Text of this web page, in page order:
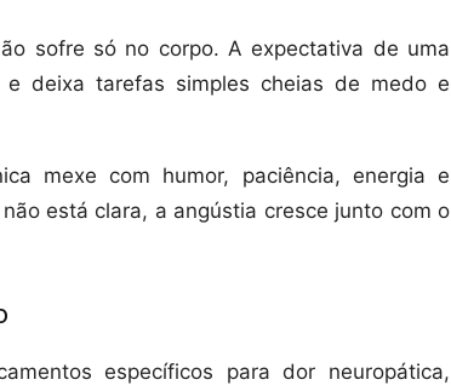
sofre só no corpo. A expectativa de uma
deixa tarefas simples cheias de medo e
mexe com humor, paciência, energia e
está clara, a angústia cresce junto com o
específicos para dor neuropática,